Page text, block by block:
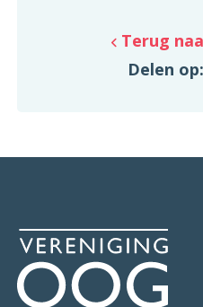
Terug
Delen op: